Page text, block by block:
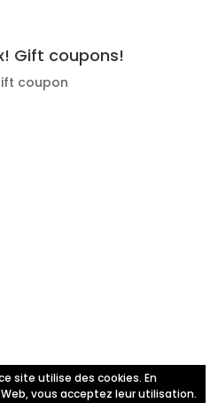
Gift coupons!
site utilise des cookies. En
vous acceptez leur utilisation.